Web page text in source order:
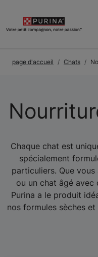
page d'accueil Chats
Chaque chat est
spécialement
particuliers. Que
ou un chat âgé avec
Purina a le produit
nos formules sèches